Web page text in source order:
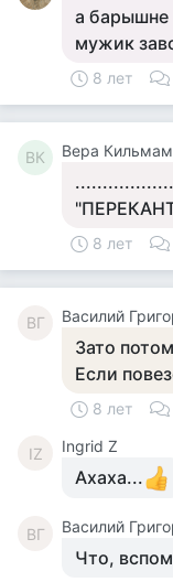
а барышне
мужик
8 лет
ВК Вера
8 лет
ВГ Василий
Зато
Если
8 лет
IZ Ingrid Z
Ахаха...
ВГ Василий
Что,